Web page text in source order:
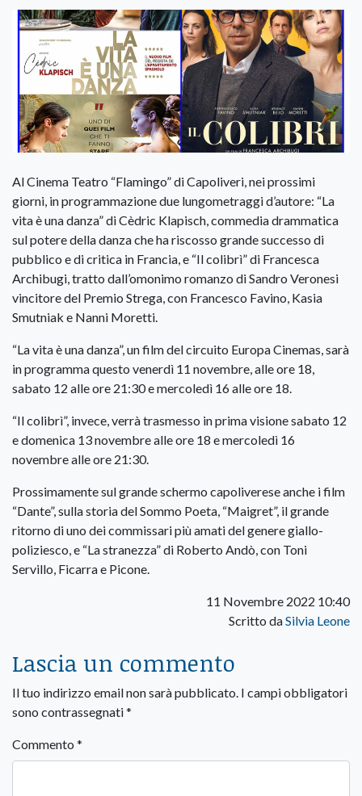
Al Cinema Teatro “Flamingo” di Capoliveri, nei prossimi
giorni, in programmazione due lungometraggi d’autore: “La
vita è una danza” di Cèdric Klapisch, commedia drammatica
sul potere della danza che ha riscosso grande successo di
pubblico e di critica in Francia, e “Il colibrì” di Francesca
Archibugi, tratto dall’omonimo romanzo di Sandro Veronesi
vincitore del Premio Strega, con Francesco Favino, Kasia
Smutniak e Nanni Moretti.
“La vita è una danza”, un film del circuito Europa Cinemas, sarà
in programma questo venerdì 11 novembre, alle ore 18,
sabato 12 alle ore 21:30 e mercoledì 16 alle ore 18.
“Il colibrì”, invece, verrà trasmesso in prima visione sabato 12
e domenica 13 novembre alle ore 18 e mercoledì 16
novembre alle ore 21:30.
Prossimamente sul grande schermo capoliverese anche i film
“Dante”, sulla storia del Sommo Poeta, “Maigret”, il grande
ritorno di uno dei commissari più amati del genere giallo-
poliziesco, e “La stranezza” di Roberto Andò, con Toni
Servillo, Ficarra e Picone.
11 Novembre 2022 10:40
Scritto daSilvia Leone
Lascia un commento
Il tuo indirizzo email non sarà pubblicato. I campi obbligatori
sono contrassegnati*
Commento *